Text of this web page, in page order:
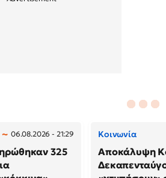
06.08.2026 - 21:29
325
Κοινωνία
Αποκάλυψη